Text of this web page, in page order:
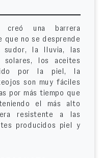
creó una barrera
que no se desprende
sudor, la lluvia, las
solares, los aceites
por la piel, la
son muy fáciles
por más tiempo que
el más alto
resistente a las
producidos piel y